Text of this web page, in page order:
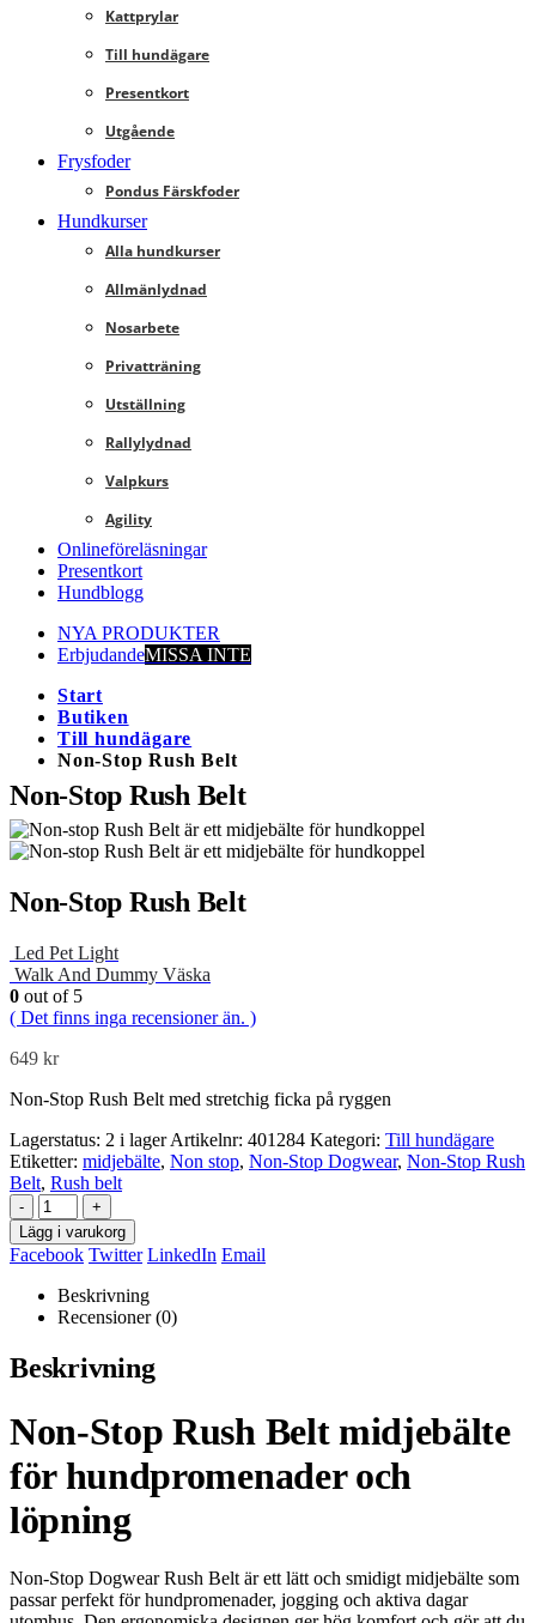
Kattprylar
Till hundägare
Presentkort
Utgående
Frysfoder
Pondus Färskfoder
Hundkurser
Alla hundkurser
Allmänlydnad
Nosarbete
Privatträning
Utställning
Rallylydnad
Valpkurs
Agility
Onlineföreläsningar
Presentkort
Hundblogg
NYA PRODUKTER
ErbjudandeMISSA INTE
Start
Butiken
Till hundägare
Non-Stop Rush Belt
Non-Stop Rush Belt
Non-Stop Rush Belt
Led Pet Light
Walk And Dummy Väska
0 out of 5
( Det finns inga recensioner än. )
649 kr
Non-Stop Rush Belt med stretchig ficka på ryggen
Lagerstatus: 2 i lager Artikelnr: 401284 Kategori: Till hundägare
Etiketter: midjebälte, Non stop, Non-Stop Dogwear, Non-Stop Rush
Belt, Rush belt
-
+
Lägg i varukorg
Facebook Twitter LinkedIn Email
Beskrivning
Recensioner (0)
Beskrivning
Non-Stop Rush Belt midjebälte
för hundpromenader och
löpning
Non-Stop DogwearRush Belt är ett lätt och smidigt midjebälte som
passar perfekt för hundpromenader, jogging och aktiva dagar